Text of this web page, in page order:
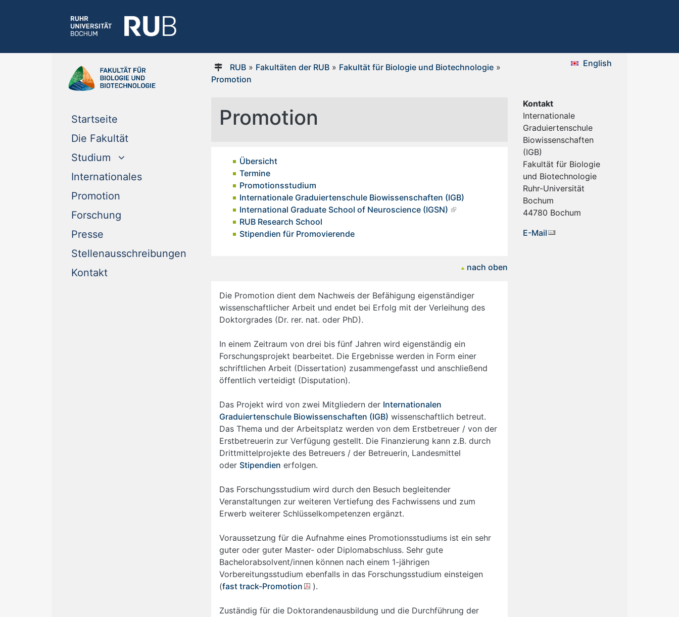
Startseite
Die Fakultät(current)
Studium
Internationales(current)
Promotion
Forschung
Presse
Stellenausschreibungen
Kontakt(current)
RUB» Fakultäten der RUB» Fakultät für Biologie und Biotechnologie»
Promotion
English
Promotion
Übersicht
Termine
Promotionsstudium
Internationale Graduiertenschule Biowissenschaften (IGB)
International Graduate School of Neuroscience (IGSN)
RUB Research School
Stipendien für Promovierende
nach oben
Die Promotion dient dem Nachweis der Befähigung eigenständiger
wissenschaftlicher Arbeit und endet bei Erfolg mit der Verleihung des
Doktorgrades (Dr. rer. nat. oder PhD).
In einem Zeitraum von drei bis fünf Jahren wird eigenständig ein
Forschungsprojekt bearbeitet. Die Ergebnisse werden in Form einer
schriftlichen Arbeit (Dissertation) zusammengefasst und anschließend
öffentlich verteidigt (Disputation).
Das Projekt wird von zwei Mitgliedern der Internationalen
Graduiertenschule Biowissenschaften (IGB) wissenschaftlich betreut.
Das Thema und der Arbeitsplatz werden von dem Erstbetreuer / von der
Erstbetreuerin zur Verfügung gestellt. Die Finanzierung kann z.B. durch
Drittmittelprojekte des Betreuers / der Betreuerin, Landesmittel
oder Stipendien erfolgen.
Das Forschungsstudium wird durch den Besuch begleitender
Veranstaltungen zur weiteren Vertiefung des Fachwissens und zum
Erwerb weiterer Schlüsselkompetenzen ergänzt.
Voraussetzung für die Aufnahme eines Promotionsstudiums ist ein sehr
guter oder guter Master- oder Diplomabschluss. Sehr gute
Bachelorabsolvent/innen können nach einem 1-jährigen
Vorbereitungsstudium ebenfalls in das Forschungsstudium einsteigen
(fast track-Promotion ).
Zuständig für die Doktorandenausbildung und die Durchführung der
Kontakt
Internationale
Graduiertenschule
Biowissenschaften
(IGB)
Fakultät für Biologie
und Biotechnologie
Ruhr-Universität
Bochum
44780 Bochum
E-Mail